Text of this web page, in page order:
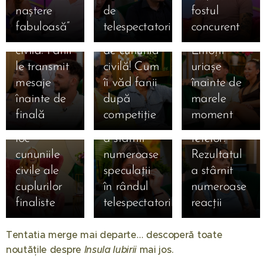
naștere
fabuloasă”
de
telespectatori
fostul
concurent
la doar o zi
de cununia
civilă! Fanii
le transmit
mesaje
înainte de
finală
Alexandru,
la un pas
de cununia
civilă! Cum
îi văd fanii
după
competiție
cununia
civilă!
Emoții
uriașe
înainte de
marele
moment
15.07.2026
Simona
Gherghe
anunță
ediția
specială de
mâine! Au
loc
cununiile
civile ale
cuplurilor
finaliste
15.07.2026
Claudia a
izbucnit în
lacrimi la
Mireasa!
Momentul
a stârnit
numeroase
speculații
în rândul
telespectatorilor
15.07.2026
Claudia,
salvată
după ce a
ocupat
locul 3 în
topul
fetelor!
Rezultatul
a stârnit
numeroase
reacții
Tentatia merge mai departe… descoperă toate
noutățile despre Insula Iubirii mai jos. 🔥
01.08.2026
Insula
Iubirii
25.12.2025
24.11.2025
Ella de la
"Insula
Iubirii",
🔥 ȘOC în
televiziune!